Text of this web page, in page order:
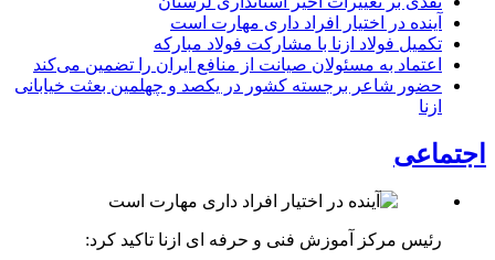
آینده در اختیار افراد داری مهارت است
تکمیل فولاد ازنا با مشارکت فولاد مبارکه
اعتماد به مسئولان صیانت از منافع ایران را تضمین می‌کند
حضور شاعر برجسته کشور در یکصد و چهلمین بعثت خیابانی
ازنا
اجتماعی
رئیس مرکز آموزش فنی و حرفه ای ازنا تاکید کرد: